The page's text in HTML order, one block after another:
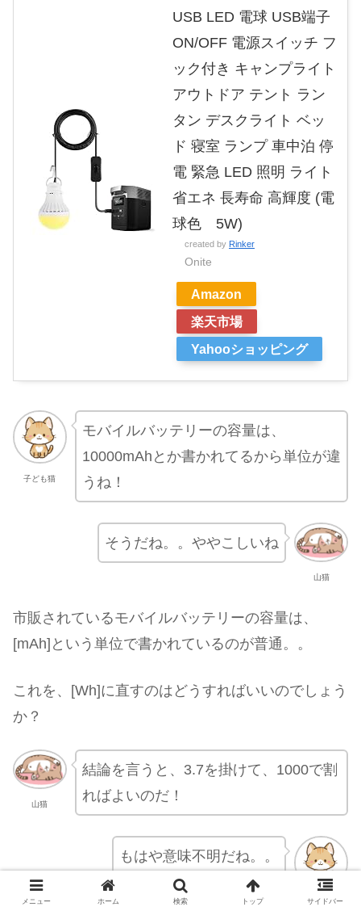
USB LED 電球 USB端子
ON/OFF 電源スイッチ フ
ック付き キャンプライト
アウトドア テント ラン
タン デスクライト ベッ
ド 寝室 ランプ 車中泊 停
電 緊急 LED 照明 ライト
省エネ 長寿命 高輝度 (電
球色 5W)
created by Rinker
Onite
Amazon
楽天市場
Yahooショッピング
子ども猫
モバイルバッテリーの容量は、
10000mAhとか書かれてるから単位が違
うね！
山猫
そうだね。。ややこしいね
市販されているモバイルバッテリーの容量は、
[mAh]という単位で書かれているのが普通。。
これを、[Wh]に直すのはどうすればいいのでしょう
か？
山猫
結論を言うと、3.7を掛けて、1000で割
ればよいのだ！
子ども猫
もはや意味不明だね。。
メニュー ホーム 検索 トップ サイドバー